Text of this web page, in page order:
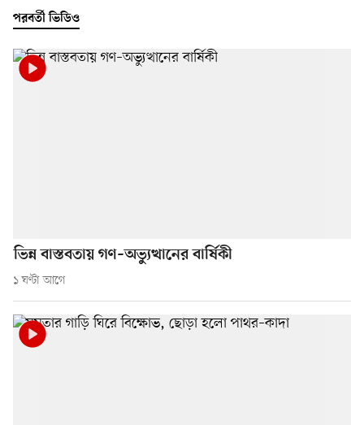
পরবর্তী ভিডিও
ভিন্ন বাস্তবতায় গণ–অভ্যুত্থানের বার্ষিকী
১ ঘণ্টা আগে